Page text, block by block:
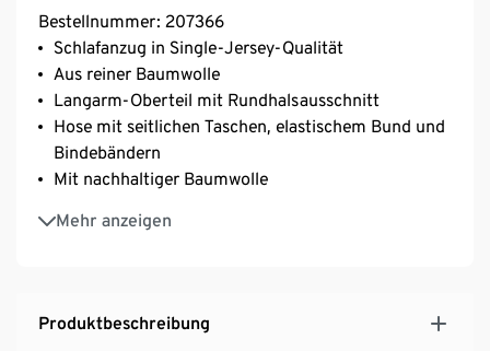
Bestellnummer: 207366
Schlafanzug in Single-Jersey-Qualität
Aus reiner Baumwolle
Langarm-Oberteil mit Rundhalsausschnitt
Hose mit seitlichen Taschen, elastischem Bund und
Bindebändern
Mit nachhaltiger Baumwolle
Mehr anzeigen
Online bis Gr. 4XL
Produktbeschreibung